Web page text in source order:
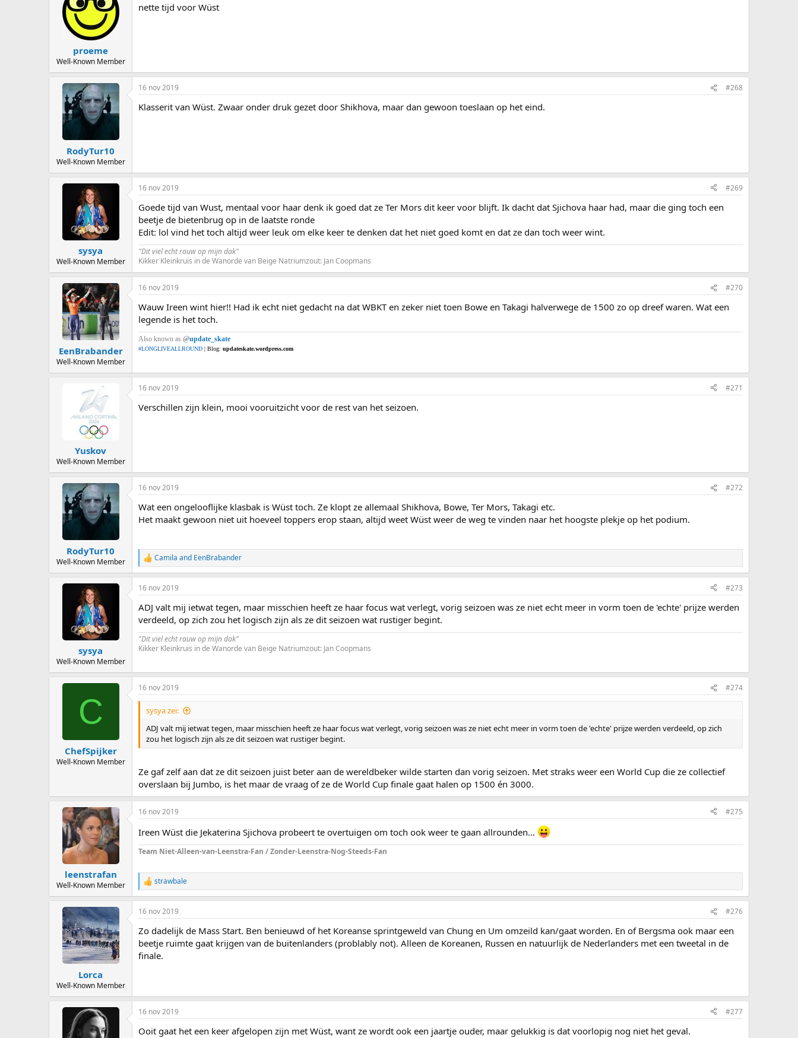
i
proeme
Well-Known Member
nette tijd voor Wüst
RodyTur10
Well-Known Member
16 nov 2019 #268
Klasserit van Wüst. Zwaar onder druk gezet door Shikhova, maar dan gewoon toeslaan op het eind.
sysya
Well-Known Member
16 nov 2019 #269
Goede tijd van Wust, mentaal voor haar denk ik goed dat ze Ter Mors dit keer voor blijft. Ik dacht dat Sjichova haar had, maar die ging toch een
beetje de bietenbrug op in de laatste ronde
Edit: lol vind het toch altijd weer leuk om elke keer te denken dat het niet goed komt en dat ze dan toch weer wint.
"Dit viel echt rauw op mijn dak"
Kikker Kleinkruis in de Wanorde van Beige Natriumzout: Jan Coopmans
EenBrabander
Well-Known Member
16 nov 2019 #270
Wauw Ireen wint hier!! Had ik echt niet gedacht na dat WBKT en zeker niet toen Bowe en Takagi halverwege de 1500 zo op dreef waren. Wat een
legende is het toch.
Also known as @update_skate
#LONGLIVEALLROUND | Blog: updateskate.wordpress.com
Yuskov
Well-Known Member
16 nov 2019 #271
Verschillen zijn klein, mooi vooruitzicht voor de rest van het seizoen.
RodyTur10
Well-Known Member
16 nov 2019 #272
Wat een ongelooflijke klasbak is Wüst toch. Ze klopt ze allemaal Shikhova, Bowe, Ter Mors, Takagi etc.
Het maakt gewoon niet uit hoeveel toppers erop staan, altijd weet Wüst weer de weg te vinden naar het hoogste plekje op het podium.
R
e
a
c
i
o
s
:
Camila and EenBrabander
sysya
Well-Known Member
16 nov 2019 #273
ADJ valt mij ietwat tegen, maar misschien heeft ze haar focus wat verlegt, vorig seizoen was ze niet echt meer in vorm toen de 'echte' prijze werden
verdeeld, op zich zou het logisch zijn als ze dit seizoen wat rustiger begint.
"Dit viel echt rauw op mijn dak"
Kikker Kleinkruis in de Wanorde van Beige Natriumzout: Jan Coopmans
C
ChefSpijker
Well-Known Member
16 nov 2019 #274
sysya zei:
ADJ valt mij ietwat tegen, maar misschien heeft ze haar focus wat verlegt, vorig seizoen was ze niet echt meer in vorm toen de 'echte' prijze werden verdeeld, op zich
zou het logisch zijn als ze dit seizoen wat rustiger begint.
Ze gaf zelf aan dat ze dit seizoen juist beter aan de wereldbeker wilde starten dan vorig seizoen. Met straks weer een World Cup die ze collectief
overslaan bij Jumbo, is het maar de vraag of ze de World Cup finale gaat halen op 1500 én 3000.
leenstrafan
Well-Known Member
16 nov 2019 #275
Ireen Wüst die Jekaterina Sjichova probeert te overtuigen om toch ook weer te gaan allrounden...
Team Niet-Alleen-van-Leenstra-Fan / Zonder-Leenstra-Nog-Steeds-Fan
R
e
a
c
i
o
n
s
strawbale
Lorca
Well-Known Member
16 nov 2019 #276
Zo dadelijk de Mass Start. Ben benieuwd of het Koreanse sprintgeweld van Chung en Um omzeild kan/gaat worden. En of Bergsma ook maar een
beetje ruimte gaat krijgen van de buitenlanders (problably not). Alleen de Koreanen, Russen en natuurlijk de Nederlanders met een tweetal in de
finale.
16 nov 2019 #277
Ooit gaat het een keer afgelopen zijn met Wüst, want ze wordt ook een jaartje ouder, maar gelukkig is dat voorlopig nog niet het geval.